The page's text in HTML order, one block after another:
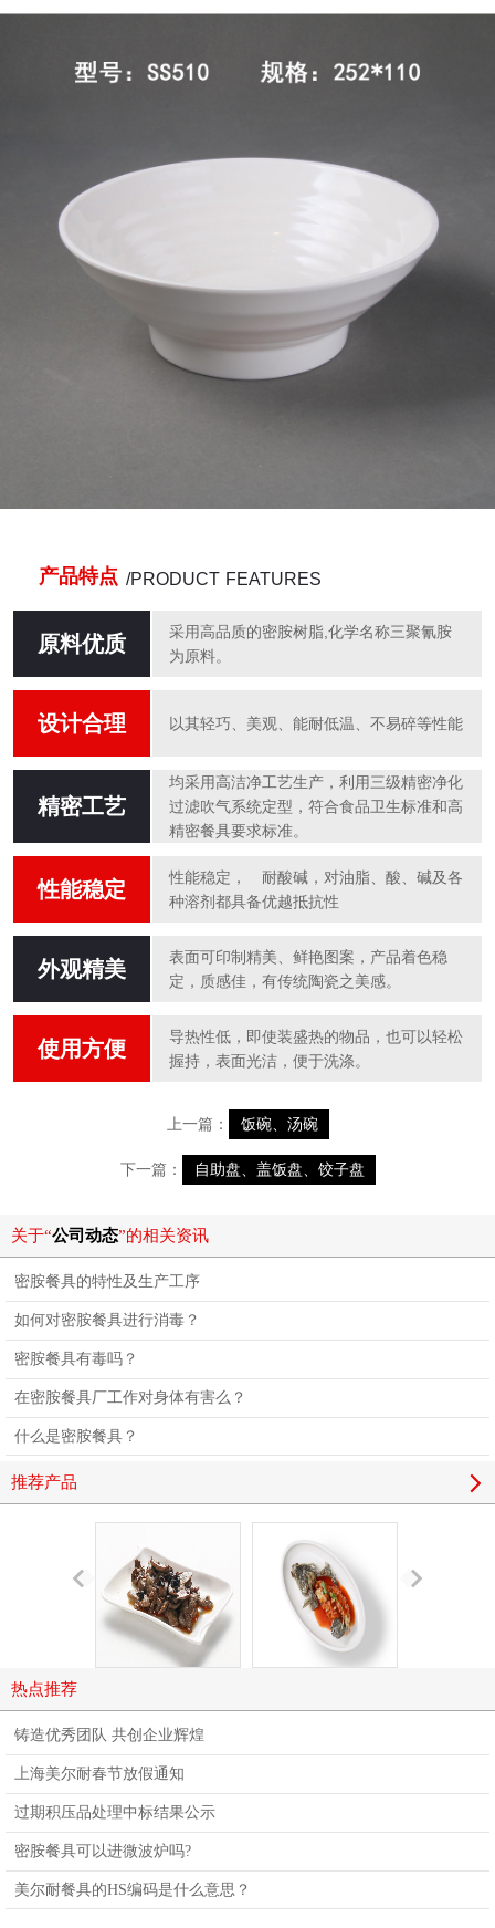
产品特点 /PRODUCT FEATURES
原料优质
采用高品质的密胺树脂,化学名称三聚氰胺
为原料。
设计合理 以其轻巧、美观、能耐低温、不易碎等性能
精密工艺
均采用高洁净工艺生产，利用三级精密净化
过滤吹气系统定型，符合食品卫生标准和高
精密餐具要求标准。
性能稳定
性能稳定， 耐酸碱，对油脂、酸、碱及各
种溶剂都具备优越抵抗性
外观精美
表面可印制精美、鲜艳图案，产品着色稳
定，质感佳，有传统陶瓷之美感。
使用方便
导热性低，即使装盛热的物品，也可以轻松
握持，表面光洁，便于洗涤。
上一篇： 饭碗、汤碗
下一篇： 自助盘、盖饭盘、饺子盘
关于“公司动态”的相关资讯
密胺餐具的特性及生产工序
如何对密胺餐具进行消毒？
密胺餐具有毒吗？
在密胺餐具厂工作对身体有害么？
什么是密胺餐具？
推荐产品
热点推荐
铸造优秀团队 共创企业辉煌
上海美尔耐春节放假通知
过期积压品处理中标结果公示
密胺餐具可以进微波炉吗?
美尔耐餐具的HS编码是什么意思？